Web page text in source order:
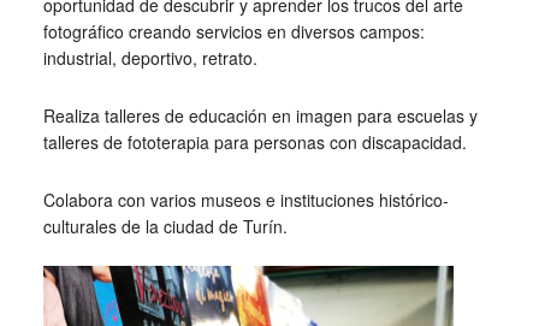
oportunidad de descubrir y aprender los trucos del arte
fotográfico creando servicios en diversos campos:
industrial, deportivo, retrato.
Realiza talleres de educación en imagen para escuelas y
talleres de fototerapia para personas con discapacidad.
Colabora con varios museos e instituciones histórico-
culturales de la ciudad de Turín.